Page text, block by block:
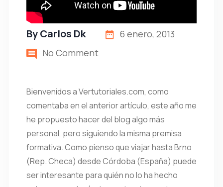
ByCarlos Dk
6 enero, 2013
No Comment
Bienvenidos a Vertutoriales.com, como
comentaba en el anterior artículo, este año me
he propuesto hacer del blog algo más
personal, pero siguiendo la misma premisa
formativa. Como pienso que viajar hasta Brno
(Rep. Checa) desde Córdoba (España) puede
ser interesante para quién no lo ha hecho